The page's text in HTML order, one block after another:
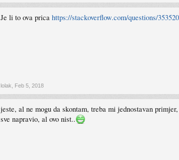
Je li to ova prica https://stackoverflow.com/questions/
lolak Feb 5, 2018
jeste, al ne mogu da skontam, treba mi jednostavan
sve napravio, al ovo nist..